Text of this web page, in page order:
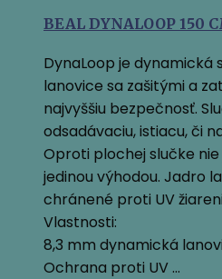
BEAL DYNALOOP 150
DynaLoop je dynamická
lanovice sa zašitými a
najvyššiu bezpečnosť.
odsadávaciu, istiacu, či
Oproti plochej slučke
jedinou výhodou. Jadro
chránené proti UV
Vlastnosti:
8,3 mm dynamická
Ochrana proti UV …